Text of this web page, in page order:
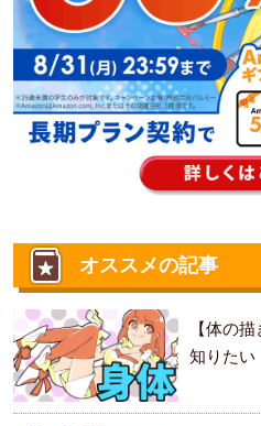
オススメの記事
【体の
知りたい